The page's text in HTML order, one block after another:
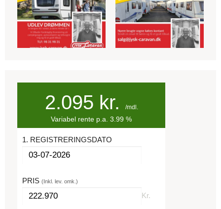
2.095 kr. /mdl.
Variabel rente p.a. 3.99 %
1. REGISTRERINGSDATO
PRIS (Inkl. lev. omk.)
Kr.